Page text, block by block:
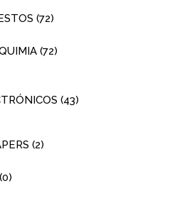
(72)
(72)
(43)
(2)
(0)